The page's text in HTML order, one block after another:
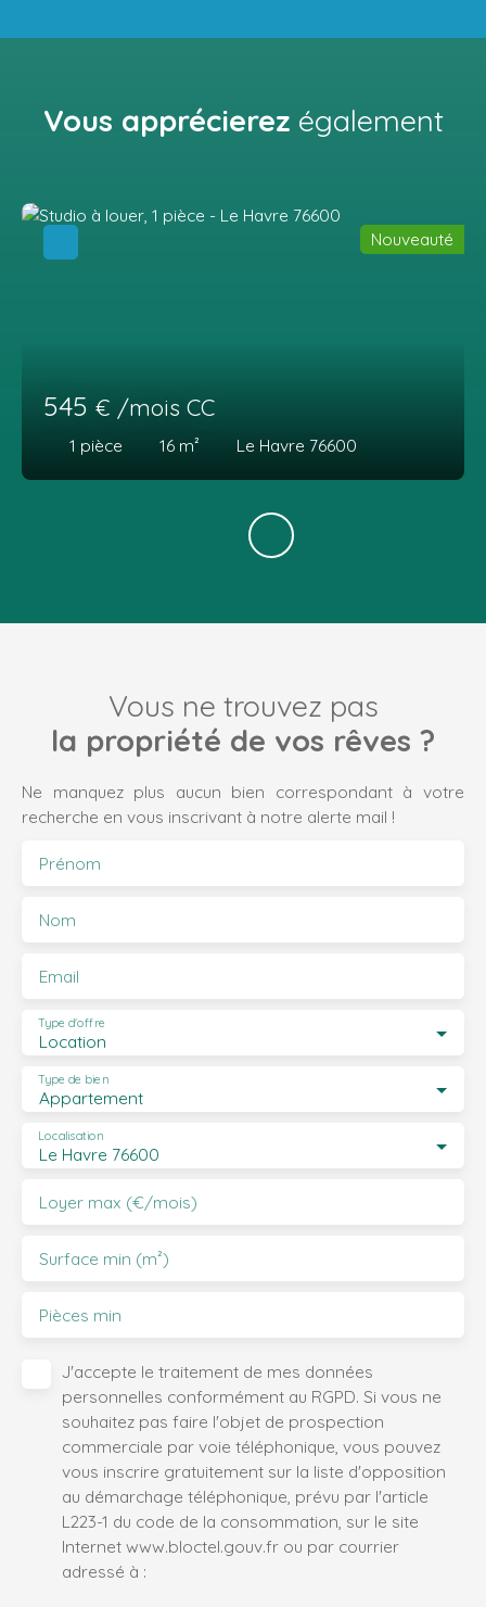
Vous apprécierez également
545 € /mois CC
1 pièce 16 m² Le Havre 76600
Nouveauté
Vous ne trouvez pas
la propriété de vos rêves ?
Ne manquez plus aucun bien correspondant à votre
recherche en vous inscrivant à notre alerte mail !
Prénom
Nom
Email
Location
Type d'offre
Appartement
Type de bien
Le Havre 76600
Localisation
Loyer max (€/mois)
Surface min (m²)
Pièces min
J'accepte le traitement de mes données
personnelles conformément au RGPD. Si vous ne
souhaitez pas faire l'objet de prospection
commerciale par voie téléphonique, vous pouvez
vous inscrire gratuitement sur la liste d'opposition
au démarchage téléphonique, prévu par l'article
L223-1 du code de la consommation, sur le site
Internet www.bloctel.gouv.fr ou par courrier
adressé à :